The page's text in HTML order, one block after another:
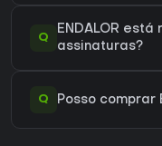
Q
ENDALOR está
assinaturas?
Q Posso comprar